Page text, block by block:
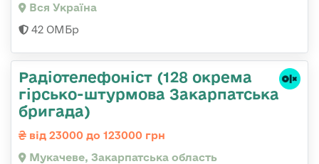
Вся Україна
42 ОМБр
Радіотелефоніст (128 окрема
гірсько-штурмова Закарпатська
бригада)
від 23000 до 123000 грн
Мукачеве, Закарпатська область